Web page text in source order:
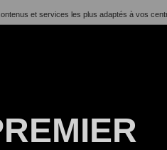
et services les plus adaptés à vos